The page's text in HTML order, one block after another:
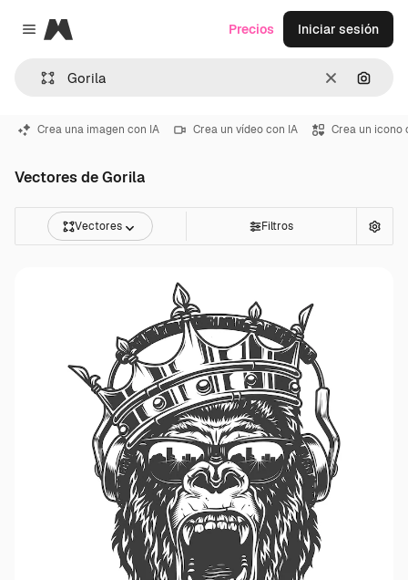
Close menu
Magnific
Borrar
Precios Iniciar sesión
Crea una imagen con IA Crea un vídeo con IA Crea un icono
Vectores de Gorila
Vectores Filtros